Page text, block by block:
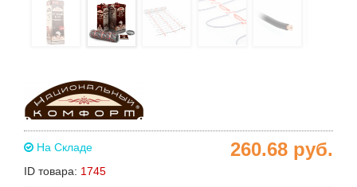
На Складе
ID товара: 1745
260.68 руб.